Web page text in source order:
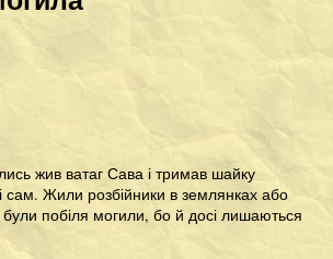
жив ватаг Сава і тримав шайку
сам. Жили розбійники в землянках або
були побіля могили, бо й досі лишаються